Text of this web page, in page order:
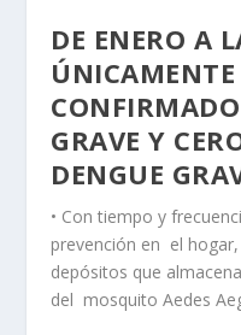
DE ENERO A
GRAVE Y
DENGUE
• Con tiempo y
prevención en el
depósitos que
del mosquito Aedes